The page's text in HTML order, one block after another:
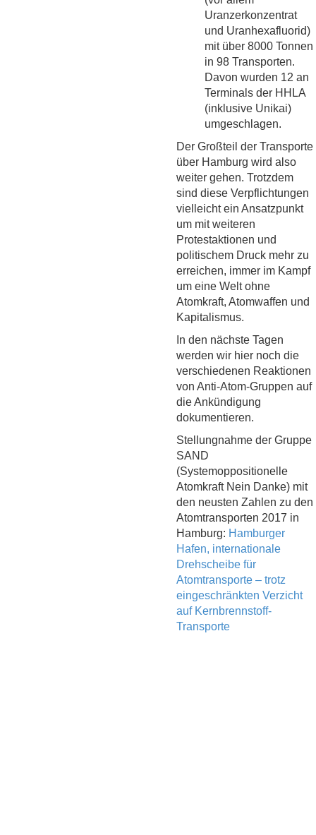
Uranzerkonzentrat
und Uranhexafluorid)
mit über 8000 Tonnen
in 98 Transporten.
Davon wurden 12 an
Terminals der HHLA
(inklusive Unikai)
umgeschlagen.
Der Großteil der Transporte
über Hamburg wird also
weiter gehen. Trotzdem
sind diese Verpflichtungen
vielleicht ein Ansatzpunkt
um mit weiteren
Protestaktionen und
politischem Druck mehr zu
erreichen, immer im Kampf
um eine Welt ohne
Atomkraft, Atomwaffen und
Kapitalismus.
In den nächste Tagen
werden wir hier noch die
verschiedenen Reaktionen
von Anti-Atom-Gruppen auf
die Ankündigung
dokumentieren.
Stellungnahme der Gruppe
SAND
(Systemoppositionelle
Atomkraft Nein Danke) mit
den neusten Zahlen zu den
Atomtransporten 2017 in
Hamburg: Hamburger
Hafen, internationale
Drehscheibe für
Atomtransporte – trotz
eingeschränkten Verzicht
auf Kernbrennstoff-
Transporte